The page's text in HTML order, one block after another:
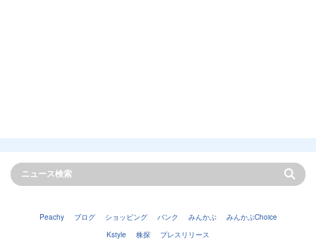
Peachy ブログ ショッピング バンク みんかぶ
みんかぶChoice
Kstyle
株探 プレスリリース